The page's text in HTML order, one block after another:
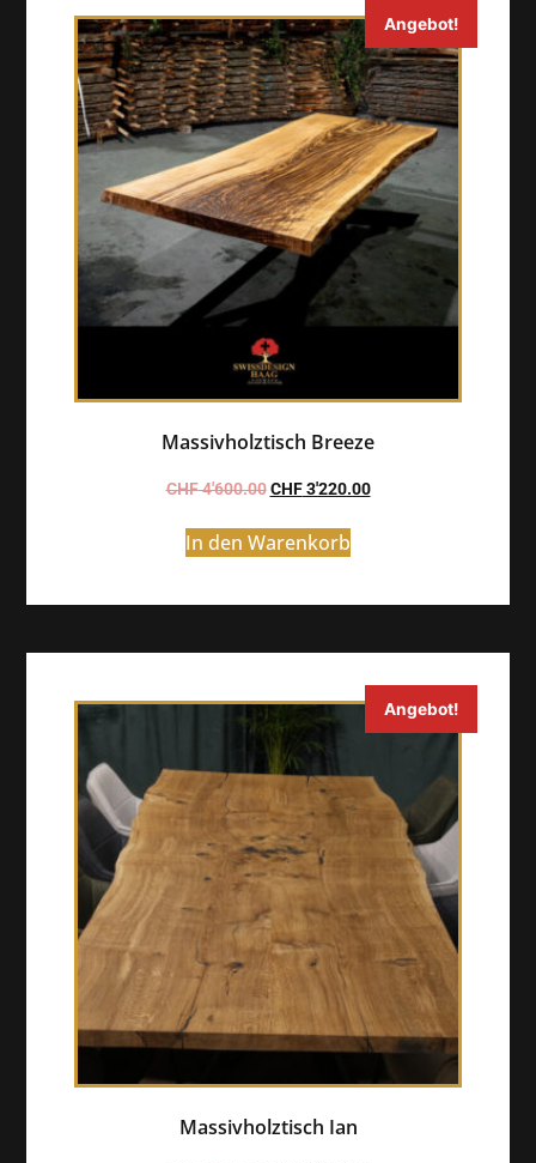
Angebot!
Massivholztisch Breeze
CHF4'600.00 CHF3'220.00
In den Warenkorb
Angebot!
Massivholztisch Ian